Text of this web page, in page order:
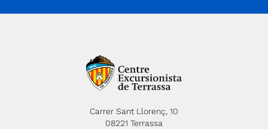
Carrer Sant Llorenç, 10
08221 Terrassa